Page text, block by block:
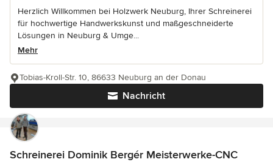
Herzlich Willkommen bei Holzwerk Neuburg, Ihrer Schreinerei
für hochwertige Handwerkskunst und maßgeschneiderte
Lösungen in Neuburg & Umge...
Mehr
Nachricht
Tobias-Kroll-Str. 10, 86633 Neuburg an der Donau
Schreinerei Dominik Bergér Meisterwerke-CNC